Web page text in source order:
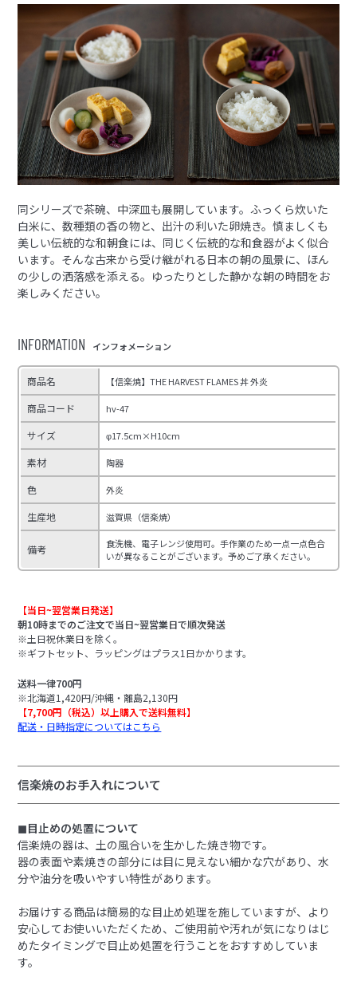
同シリーズで茶碗、中深皿も展開しています。ふっくら炊いた
白米に、数種類の香の物と、出汁の利いた卵焼き。慎ましくも
美しい伝統的な和朝食には、同じく伝統的な和食器がよく似合
います。そんな古来から受け継がれる日本の朝の風景に、ほん
の少しの洒落感を添える。ゆったりとした静かな朝の時間をお
楽しみください。
INFORMATION インフォメーション
商品名 【信楽焼】THE HARVEST FLAMES 丼 外炎
商品コード hv-47
サイズ φ17.5cm×H10cm
素材 陶器
色 外炎
生産地 滋賀県（信楽焼）
備考
食洗機、電子レンジ使用可。手作業のため一点一点色合
いが異なることがございます。予めご了承ください。
【当日~翌営業日発送】
朝10時までのご注文で当日~翌営業日で順次発送
※土日祝休業日を除く。
※ギフトセット、ラッピングはプラス1日かかります。
送料一律700円
※北海道1,420円/沖縄・離島2,130円
【7,700円（税込）以上購入で送料無料】
配送・日時指定についてはこちら
信楽焼のお手入れについて
◼︎目止めの処置について
信楽焼の器は、土の風合いを生かした焼き物です。
器の表面や素焼きの部分には目に見えない細かな穴があり、水
分や油分を吸いやすい特性があります。
お届けする商品は簡易的な目止め処理を施していますが、より
安心してお使いいただくため、ご使用前や汚れが気になりはじ
めたタイミングで目止め処置を行うことをおすすめしていま
す。